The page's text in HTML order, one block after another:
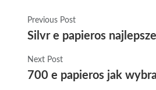
Previous Post
Silvr e papieros
Next Post
700 e papieros jak